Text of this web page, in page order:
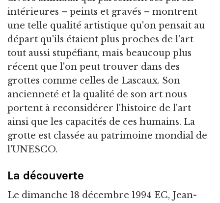
intérieures – peints et gravés – montrent
une telle qualité artistique qu'on pensait au
départ qu'ils étaient plus proches de l'art
tout aussi stupéfiant, mais beaucoup plus
récent que l'on peut trouver dans des
grottes comme celles de Lascaux. Son
ancienneté et la qualité de son art nous
portent à reconsidérer l'histoire de l'art
ainsi que les capacités de ces humains. La
grotte est classée au patrimoine mondial de
l'UNESCO.
La découverte
Le dimanche 18 décembre 1994 EC, Jean-